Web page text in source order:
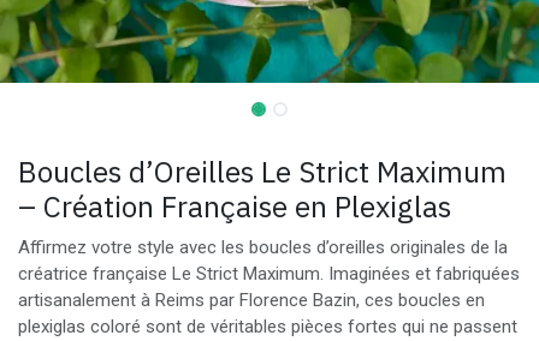
Boucles d’Oreilles Le Strict Maximum
– Création Française en Plexiglas
Affirmez votre style avec les boucles d’oreilles originales de la
créatrice française Le Strict Maximum. Imaginées et fabriquées
artisanalement à Reims par Florence Bazin, ces boucles en
plexiglas coloré sont de véritables pièces fortes qui ne passent